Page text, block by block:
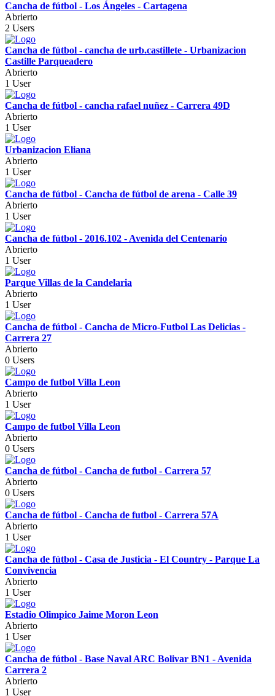
Cancha de fútbol - Los Ángeles - Cartagena
Abrierto
2 Users
Cancha de fútbol - cancha de urb.castillete - Urbanizacion
Castille Parqueadero
Abrierto
1 User
Cancha de fútbol - cancha rafael nuñez - Carrera 49D
Abrierto
1 User
Urbanizacion Eliana
Abrierto
1 User
Cancha de fútbol - Cancha de fútbol de arena - Calle 39
Abrierto
1 User
Cancha de fútbol - 2016.102 - Avenida del Centenario
Abrierto
1 User
Parque Villas de la Candelaria
Abrierto
1 User
Cancha de fútbol - Cancha de Micro-Futbol Las Delicias -
Carrera 27
Abrierto
0 Users
Campo de futbol Villa Leon
Abrierto
1 User
Campo de futbol Villa Leon
Abrierto
0 Users
Cancha de fútbol - Cancha de futbol - Carrera 57
Abrierto
0 Users
Cancha de fútbol - Cancha de futbol - Carrera 57A
Abrierto
1 User
Cancha de fútbol - Casa de Justicia - El Country - Parque La
Convivencia
Abrierto
1 User
Estadio Olimpico Jaime Moron Leon
Abrierto
1 User
Cancha de fútbol - Base Naval ARC Bolivar BN1 - Avenida
Carrera 2
Abrierto
1 User